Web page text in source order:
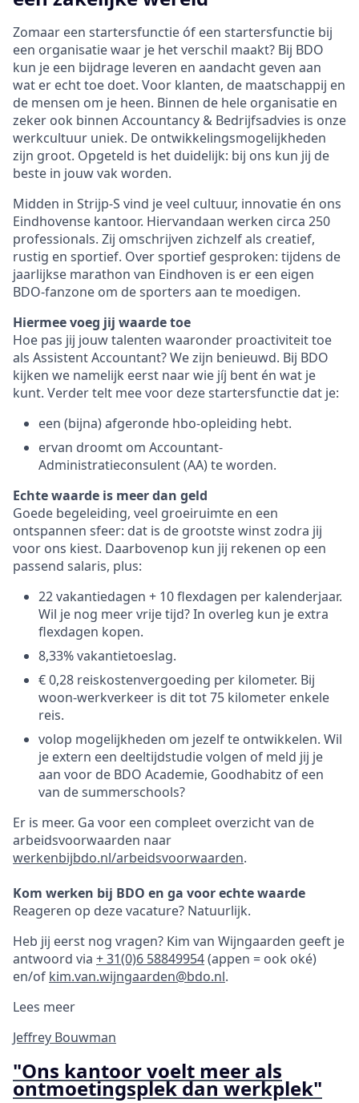
Zomaar een startersfunctie óf een startersfunctie bij
een organisatie waar je het verschil maakt? Bij BDO
kun je een bijdrage leveren en aandacht geven aan
wat er echt toe doet. Voor klanten, de maatschappij en
de mensen om je heen. Binnen de hele organisatie en
zeker ook binnen Accountancy & Bedrijfsadvies is onze
werkcultuur uniek. De ontwikkelingsmogelijkheden
zijn groot. Opgeteld is het duidelijk: bij ons kun jij de
beste in jouw vak worden.
Midden in Strijp-S vind je veel cultuur, innovatie én ons
Eindhovense kantoor. Hiervandaan werken circa 250
professionals. Zij omschrijven zichzelf als creatief,
rustig en sportief. Over sportief gesproken: tijdens de
jaarlijkse marathon van Eindhoven is er een eigen
BDO-fanzone om de sporters aan te moedigen.
Hiermee voeg jij waarde toe
Hoe pas jij jouw talenten waaronder proactiviteit toe
als Assistent Accountant? We zijn benieuwd. Bij BDO
kijken we namelijk eerst naar wie jíj bent én wat je
kunt. Verder telt mee voor deze startersfunctie dat je:
een (bijna) afgeronde hbo-opleiding hebt.
ervan droomt om Accountant-
Administratieconsulent (AA) te worden.
Echte waarde is meer dan geld
Goede begeleiding, veel groeiruimte en een
ontspannen sfeer: dat is de grootste winst zodra jij
voor ons kiest. Daarbovenop kun jij rekenen op een
passend salaris, plus:
22 vakantiedagen + 10 flexdagen per kalenderjaar.
Wil je nog meer vrije tijd? In overleg kun je extra
flexdagen kopen.
8,33% vakantietoeslag.
€ 0,28 reiskostenvergoeding per kilometer. Bij
woon-werkverkeer is dit tot 75 kilometer enkele
reis.
volop mogelijkheden om jezelf te ontwikkelen. Wil
je extern een deeltijdstudie volgen of meld jij je
aan voor de BDO Academie, Goodhabitz of een
van de summerschools?
Er is meer. Ga voor een compleet overzicht van de
arbeidsvoorwaarden naar
werkenbijbdo.nl/arbeidsvoorwaarden.
Kom werken bij BDO en ga voor echte waarde
Reageren op deze vacature? Natuurlijk.
Heb jij eerst nog vragen? Kim van Wijngaarden geeft je
antwoord via + 31(0)6 58849954(appen = ook oké)
en/of kim.van.wijngaarden@bdo.nl.
Lees meer
Jeffrey Bouwman
"Ons kantoor voelt meer als
ontmoetingsplek dan werkplek"